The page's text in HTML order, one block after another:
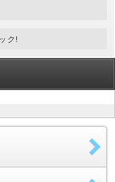
ク!